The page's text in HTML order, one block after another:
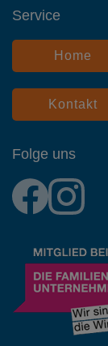
Service
Home
Kontakt
Folge uns